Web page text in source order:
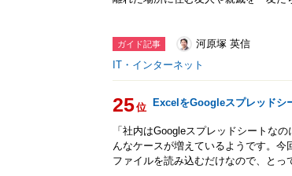
ガイド記事
河原塚 英信
IT・インターネット
25位 ExcelをGoogleスプレッドシ
「社内はGoogleスプレッドシートな
んなケースが増えているようです。
ファイルを読み込むだけなので、とっ